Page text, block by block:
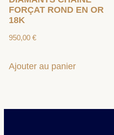
FORÇAT ROND EN OR
18K
950,00 €
Ajouter au panier